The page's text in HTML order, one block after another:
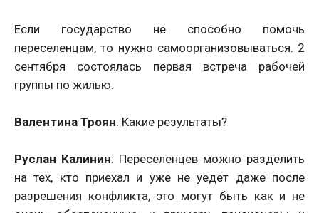
Если государство не способно помочь
переселенцам, то нужно самоорганизовываться. 2
сентября состоялась первая встреча рабочей
группы по жилью.
Валентина Троян: Какие результаты?
Руслан Калинин: Переселенцев можно разделить
на тех, кто приехал и уже не уедет даже после
разрешения конфликта, это могут быть как и не